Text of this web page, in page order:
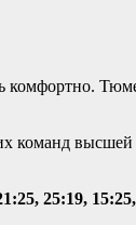
комфортно.
команд
25:19,